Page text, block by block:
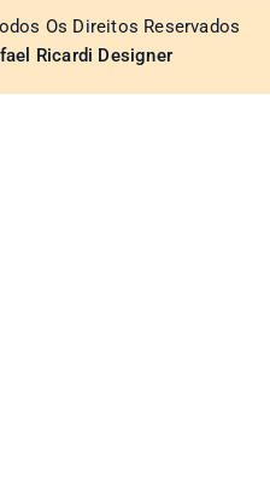
Os Direitos Reservados
Ricardi Designer